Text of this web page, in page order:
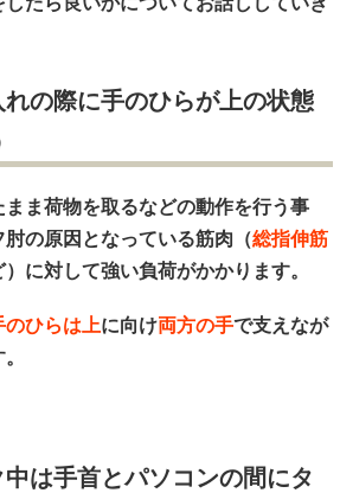
の際に手のひらが上の状態
ま荷物を取るなどの動作を行う事
の原因となっている筋肉（総指伸筋
）に対して強い負荷がかかります。
のひらは上に向け両方の手で支えなが
は手首とパソコンの間にタ